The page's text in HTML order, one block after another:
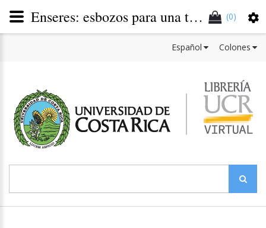
(0)
Colones
Español
Enseres: esbozos para una teoría del disfraz